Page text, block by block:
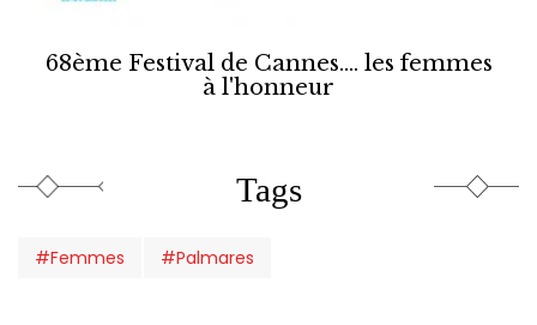
68ème Festival de Cannes.... les femmes
à l'honneur
Tags
#Femmes #Palmares